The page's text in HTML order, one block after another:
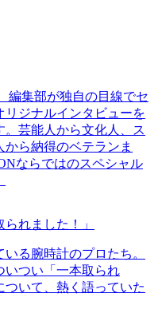
編集部が独自の目線でセ
リジナルインタビューを
芸能人から文化人、ス
ら納得のベテランま
ならではのスペシャル
れました！」
る腕時計のプロたち。
いつい「一本取られ
いて、熱く語っていた